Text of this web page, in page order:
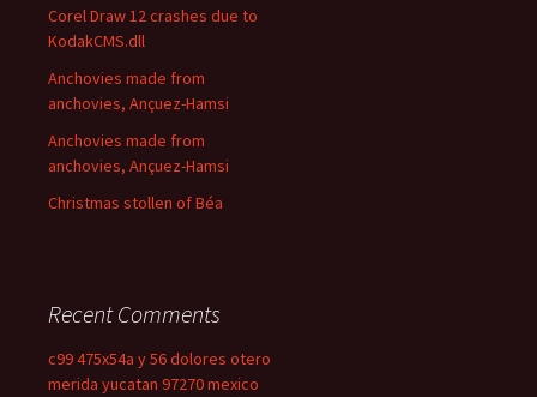
Corel Draw 12 crashes due to
KodakCMS.dll
Anchovies made from
anchovies, Ançuez-Hamsi
Anchovies made from
anchovies, Ançuez-Hamsi
Christmas stollen of Béa
Recent Comments
c99 475x54a y 56 dolores otero
merida yucatan 97270 mexico